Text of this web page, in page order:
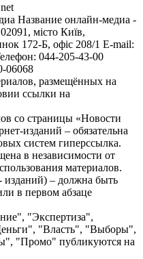
Название онлайн-медиа -
місто Київ,
172-Б, офіс 208/1 E-mail:
044-205-43-00
06068
размещённых на
ссылки на
со страницы «Новости
изданий – обязательна
систем гиперссылка.
в независимости от
материалов.
изданий) – должна быть
в первом абзаце
"Экспертиза",
"Власть", "Выборы",
"Промо" публикуются на